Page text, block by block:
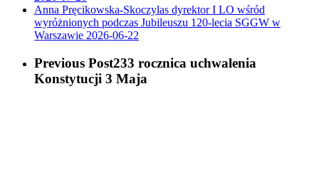
Anna Pręcikowska-Skoczylas dyrektor I LO wśród
wyróżnionych podczas Jubileuszu 120-lecia SGGW w
Warszawie 2026-06-22
Previous Post233 rocznica uchwalenia
Konstytucji 3 Maja